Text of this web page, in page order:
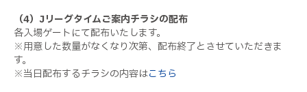
（4）Jリーグタイムご案内チラシの配布
各入場ゲートにて配布いたします。
※用意した数量がなくなり次第、配布終了とさせていただきま
す。
※当日配布するチラシの内容はこちら